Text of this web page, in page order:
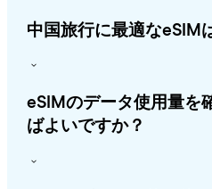
中国旅行に最適なeSIM
eSIMのデータ使用量を
ばよいですか？